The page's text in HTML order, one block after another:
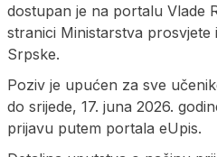
dostupan je na portalu Vlade
stranici Ministarstva prosvjete
Srpske.
Poziv je upućen za sve
do srijede, 17. juna 2026.
prijavu putem portala eUpis.